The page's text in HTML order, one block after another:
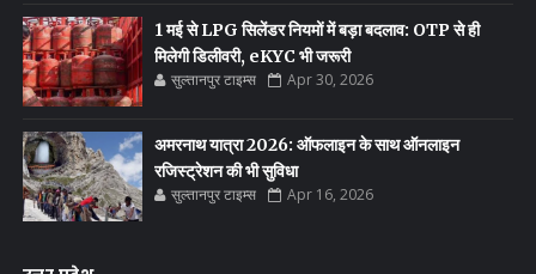
1 मई से LPG सिलेंडर नियमों में बड़ा बदलाव: OTP से ही
मिलेगी डिलीवरी, eKYC भी जरूरी
सुल्तानपुर टाइम्स Apr 30, 2026
अमरनाथ यात्रा 2026: ऑफलाइन के साथ ऑनलाइन
रजिस्ट्रेशन की भी सुविधा
सुल्तानपुर टाइम्स Apr 16, 2026